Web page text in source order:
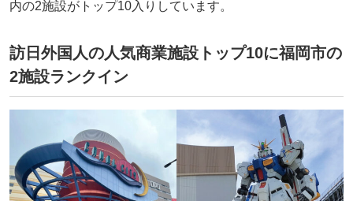
内の2施設がトップ10入りしています。
訪日外国人の人気商業施設トップ10に福岡市の
2施設ランクイン